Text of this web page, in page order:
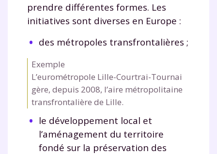
prendre différentes formes. Les
initiatives sont diverses en Europe :
des métropoles transfrontalières ;
Exemple
L’eurométropole Lille-Courtrai-Tournai
gère, depuis 2008, l’aire métropolitaine
transfrontalière de Lille.
le développement local et
l’aménagement du territoire
fondé sur la préservation des